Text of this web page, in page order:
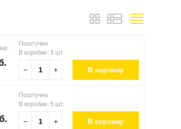
Поштучно
В коробке: 3 шт.
− + В корзину
Поштучно
В коробке: 5 шт.
− + В корзину